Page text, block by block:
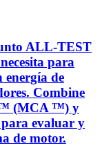
ALL-TEST
para
energía de
Combine
™ (MCA ™) y
evaluar y
de motor.